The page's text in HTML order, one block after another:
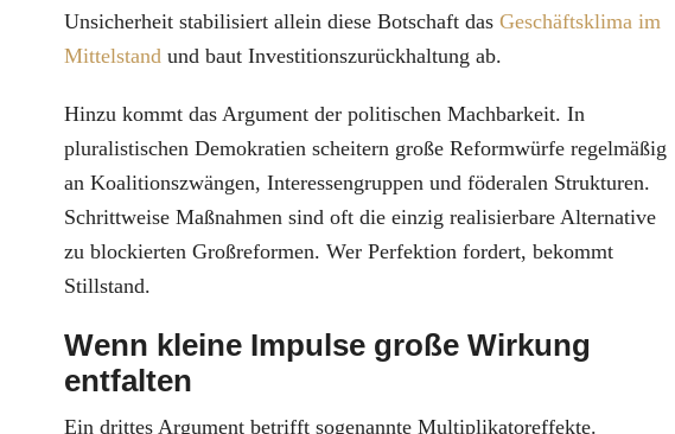
Unsicherheit stabilisiert allein diese Botschaft dasGeschäftsklima im
Mittelstand und baut Investitionszurückhaltung ab.
Hinzu kommt das Argument der politischen Machbarkeit. In
pluralistischen Demokratien scheitern große Reformwürfe regelmäßig
an Koalitionszwängen, Interessengruppen und föderalen Strukturen.
Schrittweise Maßnahmen sind oft die einzig realisierbare Alternative
zu blockierten Großreformen. Wer Perfektion fordert, bekommt
Stillstand.
Wenn kleine Impulse große Wirkung
entfalten
Ein drittes Argument betrifft sogenannte Multiplikatoreffekte.